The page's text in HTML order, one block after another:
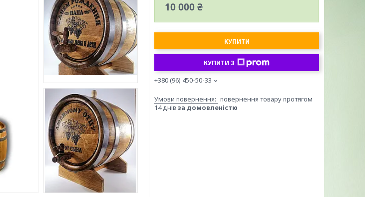
10 000 ₴
КУПИТИ
КУПИТИ З
+380 (96) 450-50-33
повернення товару протягом
14 днів за домовленістю